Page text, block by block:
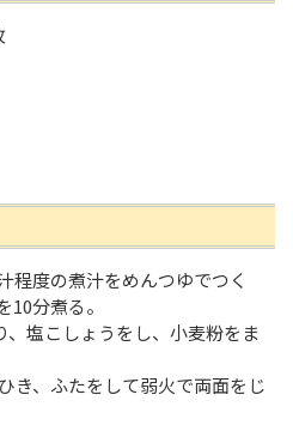
程度の煮汁をめんつゆでつく
10分煮る。
、塩こしょうをし、小麦粉をま
き、ふたをして弱火で両面をじ